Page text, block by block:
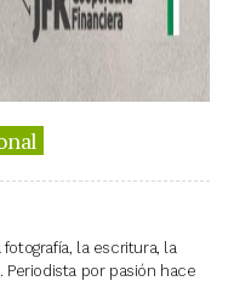
la escritura, la
por pasión hace